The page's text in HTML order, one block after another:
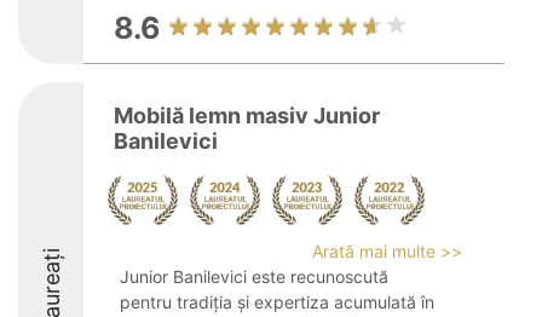
8.6
Laureați
Mobilă lemn masiv Junior
Banilevici
Arată mai multe >>
Junior Banilevici este recunoscută
pentru tradiția și expertiza acumulată în